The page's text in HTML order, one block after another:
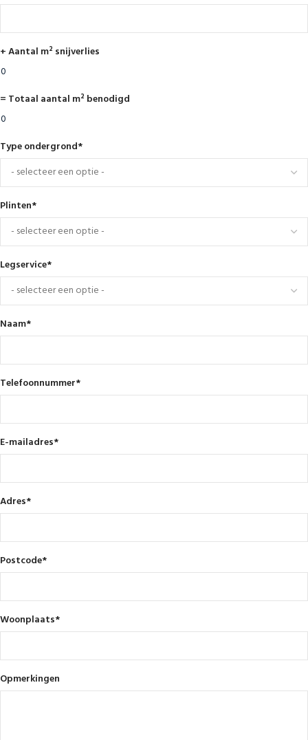
+ Aantal m² snijverlies
= Totaal aantal m² benodigd
Type ondergrond*
Plinten*
Legservice*
Naam*
Telefoonnummer*
E-mailadres*
Adres*
Postcode*
Woonplaats*
Opmerkingen